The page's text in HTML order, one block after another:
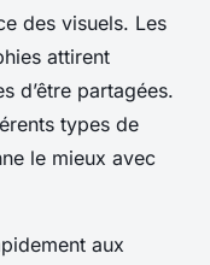
des visuels. Les
attirent
d’être partagées.
types de
le mieux avec
aux